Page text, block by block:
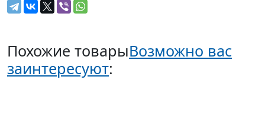
Похожие товарыВозможно вас
заинтересуют: